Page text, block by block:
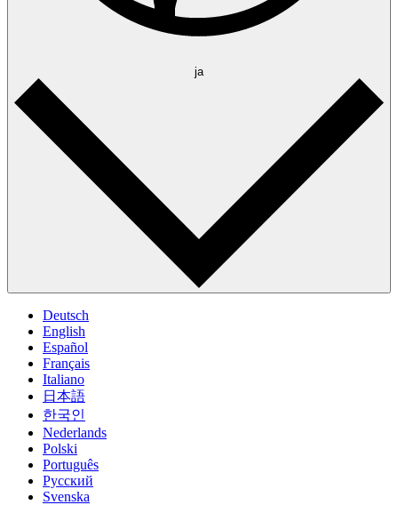
ja
Deutsch
English
Español
Français
Italiano
日本語
한국인
Nederlands
Polski
Português
Pусский
Svenska